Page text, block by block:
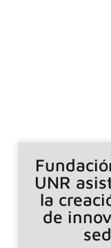
UNR
la
de